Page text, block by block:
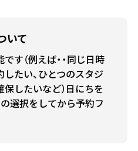
いて
す（例えば・・同じ日時
たい、ひとつのスタジ
したいなど）日にちを
選択をしてから予約フ